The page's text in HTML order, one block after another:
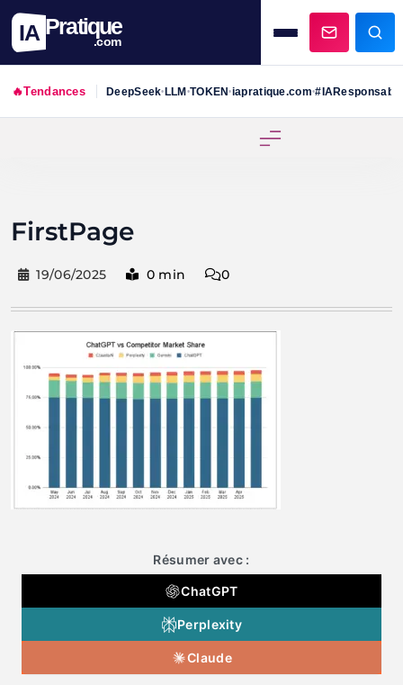
IA Pratique
.com
🔥Tendances DeepSeek•LLM•TOKEN•iapratique.com•#IAResponsable
FirstPage
19/06/2025 0 min 0
Résumer avec :
ChatGPT
Perplexity
Claude